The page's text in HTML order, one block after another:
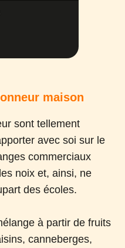
maison
sont tellement
avec soi sur le
commerciaux
noix et, ainsi, ne
des écoles.
à partir de fruits
canneberges,